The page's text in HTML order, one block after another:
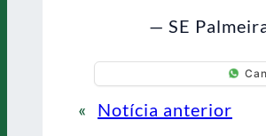
— SE
« Notícia anterior